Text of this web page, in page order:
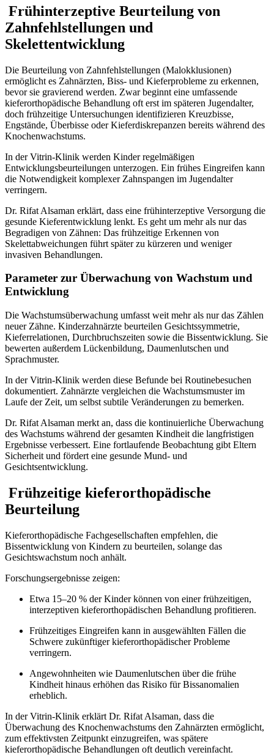
Frühinterzeptive Beurteilung von
Zahnfehlstellungen und
Skelettentwicklung
Die Beurteilung von Zahnfehlstellungen (Malokklusionen)
ermöglicht es Zahnärzten, Biss- und Kieferprobleme zu erkennen,
bevor sie gravierend werden. Zwar beginnt eine umfassende
kieferorthopädische Behandlung oft erst im späteren Jugendalter,
doch frühzeitige Untersuchungen identifizieren Kreuzbisse,
Engstände, Überbisse oder Kieferdiskrepanzen bereits während des
Knochenwachstums.
In der Vitrin-Klinik werden Kinder regelmäßigen
Entwicklungsbeurteilungen unterzogen. Ein frühes Eingreifen kann
die Notwendigkeit komplexer Zahnspangen im Jugendalter
verringern.
Dr. Rifat Alsaman erklärt, dass eine frühinterzeptive Versorgung die
gesunde Kieferentwicklung lenkt. Es geht um mehr als nur das
Begradigen von Zähnen: Das frühzeitige Erkennen von
Skelettabweichungen führt später zu kürzeren und weniger
invasiven Behandlungen.
Parameter zur Überwachung von Wachstum und
Entwicklung
Die Wachstumsüberwachung umfasst weit mehr als nur das Zählen
neuer Zähne. Kinderzahnärzte beurteilen Gesichtssymmetrie,
Kieferrelationen, Durchbruchszeiten sowie die Bissentwicklung. Sie
bewerten außerdem Lückenbildung, Daumenlutschen und
Sprachmuster.
In der Vitrin-Klinik werden diese Befunde bei Routinebesuchen
dokumentiert. Zahnärzte vergleichen die Wachstumsmuster im
Laufe der Zeit, um selbst subtile Veränderungen zu bemerken.
Dr. Rifat Alsaman merkt an, dass die kontinuierliche Überwachung
des Wachstums während der gesamten Kindheit die langfristigen
Ergebnisse verbessert. Eine fortlaufende Beobachtung gibt Eltern
Sicherheit und fördert eine gesunde Mund- und
Gesichtsentwicklung.
Frühzeitige kieferorthopädische
Beurteilung
Kieferorthopädische Fachgesellschaften empfehlen, die
Bissentwicklung von Kindern zu beurteilen, solange das
Gesichtswachstum noch anhält.
Forschungsergebnisse zeigen:
Etwa 15–20 % der Kinder können von einer frühzeitigen,
interzeptiven kieferorthopädischen Behandlung profitieren.
Frühzeitiges Eingreifen kann in ausgewählten Fällen die
Schwere zukünftiger kieferorthopädischer Probleme
verringern.
Angewohnheiten wie Daumenlutschen über die frühe
Kindheit hinaus erhöhen das Risiko für Bissanomalien
erheblich.
In der Vitrin-Klinik erklärt Dr. Rifat Alsaman, dass die
Überwachung des Knochenwachstums den Zahnärzten ermöglicht,
zum effektivsten Zeitpunkt einzugreifen, was spätere
kieferorthopädische Behandlungen oft deutlich vereinfacht.